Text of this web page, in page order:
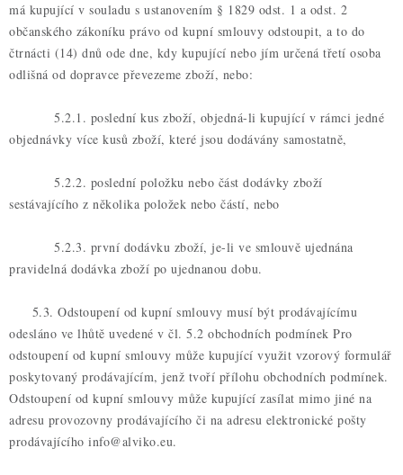
má kupující v souladu s ustanovením § 1829 odst. 1 a odst. 2
občanského zákoníku právo od kupní smlouvy odstoupit, a to do
čtrnácti (14) dnů ode dne, kdy kupující nebo jím určená třetí osoba
odlišná od dopravce převezeme zboží, nebo:
5.2.1. poslední kus zboží, objedná-li kupující v rámci jedné
objednávky více kusů zboží, které jsou dodávány samostatně,
5.2.2. poslední položku nebo část dodávky zboží
sestávajícího z několika položek nebo částí, nebo
5.2.3. první dodávku zboží, je-li ve smlouvě ujednána
pravidelná dodávka zboží po ujednanou dobu.
5.3. Odstoupení od kupní smlouvy musí být prodávajícímu
odesláno ve lhůtě uvedené v čl. 5.2 obchodních podmínek Pro
odstoupení od kupní smlouvy může kupující využit vzorový formulář
poskytovaný prodávajícím, jenž tvoří přílohu obchodních podmínek.
Odstoupení od kupní smlouvy může kupující zasílat mimo jiné na
adresu provozovny prodávajícího či na adresu elektronické pošty
prodávajícího info@alviko.eu.